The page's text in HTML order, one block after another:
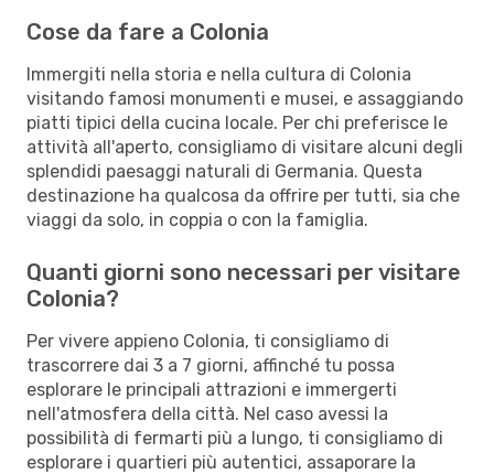
Cose da fare a Colonia
Immergiti nella storia e nella cultura di Colonia
visitando famosi monumenti e musei, e assaggiando
piatti tipici della cucina locale. Per chi preferisce le
attività all'aperto, consigliamo di visitare alcuni degli
splendidi paesaggi naturali di Germania. Questa
destinazione ha qualcosa da offrire per tutti, sia che
viaggi da solo, in coppia o con la famiglia.
Quanti giorni sono necessari per visitare
Colonia?
Per vivere appieno Colonia, ti consigliamo di
trascorrere dai 3 a 7 giorni, affinché tu possa
esplorare le principali attrazioni e immergerti
nell'atmosfera della città. Nel caso avessi la
possibilità di fermarti più a lungo, ti consigliamo di
esplorare i quartieri più autentici, assaporare la